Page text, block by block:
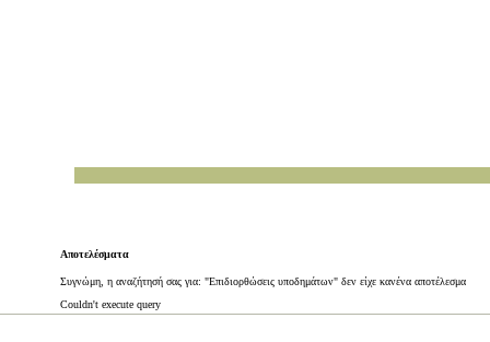
Αποτελέσματα
Συγνώμη, η αναζήτησή σας για: "Επιδιορθώσεις υποδημάτων" δεν είχε κανένα αποτέλεσμα
Couldn't execute query